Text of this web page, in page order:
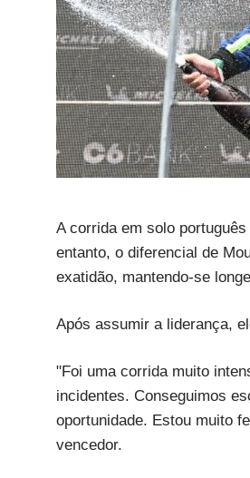
A corrida em solo
entanto, o diferencial de
exatidão, mantendo-se
Após assumir a liderança,
"Foi uma corrida muito
incidentes. Conseguimos
oportunidade. Estou muito
vencedor.